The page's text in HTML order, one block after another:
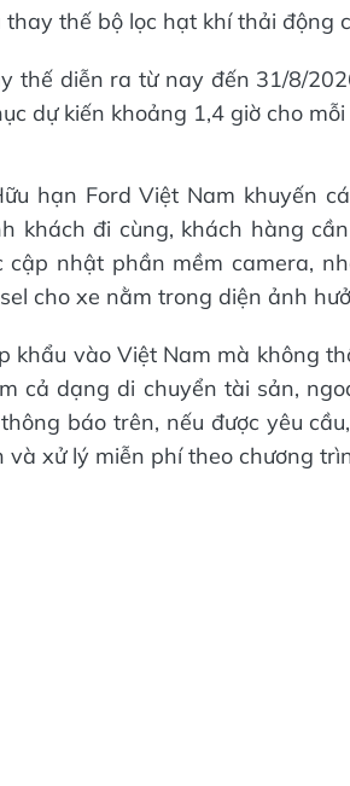
thế bộ lọc hạt khí thải động
thế diễn ra từ nay đến 31/8/
dự kiến khoảng 1,4 giờ cho
hạn Ford Việt Nam khuyến
khách đi cùng, khách hàng
cập nhật phần mềm camera,
cho xe nằm trong diện ảnh
khẩu vào Việt Nam mà không
cả dạng di chuyển tài sản,
báo trên, nếu được yêu
xử lý miễn phí theo chương